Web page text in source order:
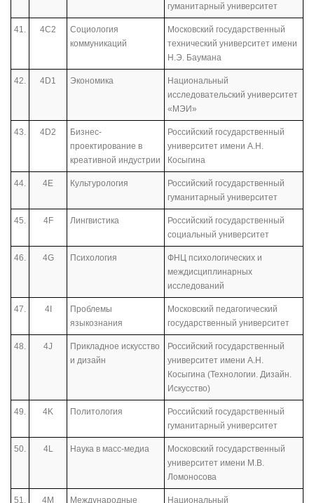
гуманитарный университет
41. 4С2
Социология
коммуникаций
Московский государственный
технический университет имени
Н.Э. Баумана
42. 4D1 Экономика
Национальный
исследовательский университет
«МЭИ»
43. 4D2
Бизнес-
проектирование в
креативной индустрии
Российский государственный
университет имени А.Н.
Косыгина
44. 4Е Культурология
Российский государственный
гуманитарный университет
45. 4F Лингвистика
Российский государственный
социальный университет
46. 4G Психология
ФНЦ психологических и
междисциплинарных
исследований
47. 4I
Проблемы
языкознания
Московский педагогический
государственный университет
48. 4J
Прикладное искусство
и дизайн
Российский государственный
университет имени А.Н.
Косыгина (Технологии. Дизайн.
Искусство)
49. 4K Политология
Российский государственный
гуманитарный университет
50. 4L Наука в масс-медиа
Московский государственный
университет имени М.В.
Ломоносова
51. 4M
Международные
Национальный